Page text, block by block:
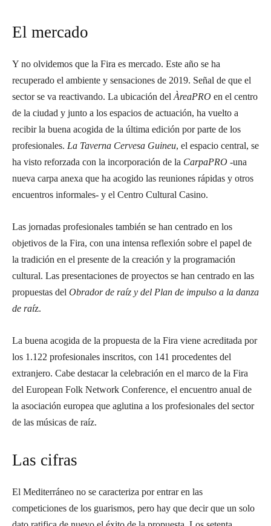
El mercado
Y no olvidemos que la Fira es mercado. Este año se ha
recuperado el ambiente y sensaciones de 2019. Señal de que el
sector se va reactivando. La ubicación del ÀreaPRO en el centro
de la ciudad y junto a los espacios de actuación, ha vuelto a
recibir la buena acogida de la última edición por parte de los
profesionales. La Taverna Cervesa Guineu, el espacio central, se
ha visto reforzada con la incorporación de la CarpaPRO -una
nueva carpa anexa que ha acogido las reuniones rápidas y otros
encuentros informales- y el Centro Cultural Casino.
Las jornadas profesionales también se han centrado en los
objetivos de la Fira, con una intensa reflexión sobre el papel de
la tradición en el presente de la creación y la programación
cultural. Las presentaciones de proyectos se han centrado en las
propuestas del Obrador de raíz y del Plan de impulso a la danza
de raíz.
La buena acogida de la propuesta de la Fira viene acreditada por
los 1.122 profesionales inscritos, con 141 procedentes del
extranjero. Cabe destacar la celebración en el marco de la Fira
del European Folk Network Conference, el encuentro anual de
la asociación europea que aglutina a los profesionales del sector
de las músicas de raíz.
Las cifras
El Mediterráneo no se caracteriza por entrar en las
competiciones de los guarismos, pero hay que decir que un solo